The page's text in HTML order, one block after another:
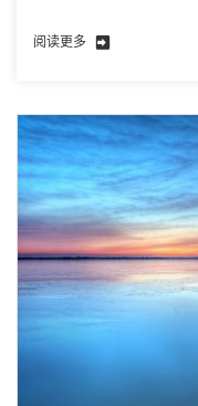
阅读更多